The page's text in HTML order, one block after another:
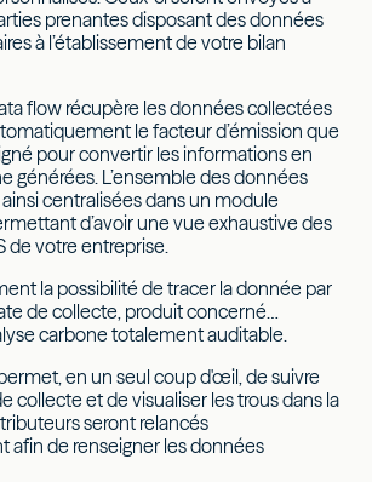
prenantes disposant des données
à l’établissement de votre bilan
flow récupère les données collectées
le facteur d’émission que
pour convertir les informations en
générées. L’ensemble des données
centralisées dans un module
d’avoir une vue exhaustive des
de votre entreprise.
la possibilité de tracer la donnée par
de collecte, produit concerné…
carbone totalement auditable.
en un seul coup d'œil, de suivre
collecte et de visualiser les trous dans la
seront relancés
afin de renseigner les données